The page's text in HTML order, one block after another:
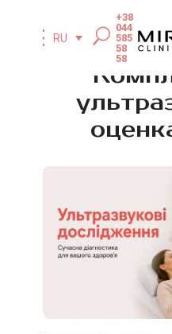
RU
+38
044
585
58
58